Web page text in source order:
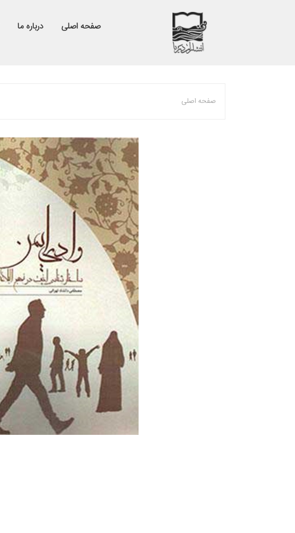
صفحه اصلی درباره ما
صفحه اصلی